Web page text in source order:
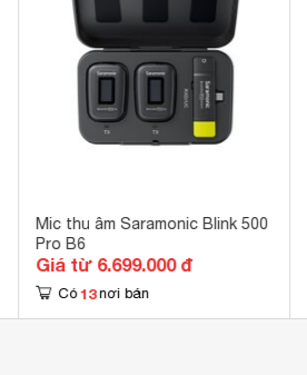
Mic thu âm Saramonic Blink 500
Pro B6
Giá từ 6.699.000 đ
Có 13 nơi bán